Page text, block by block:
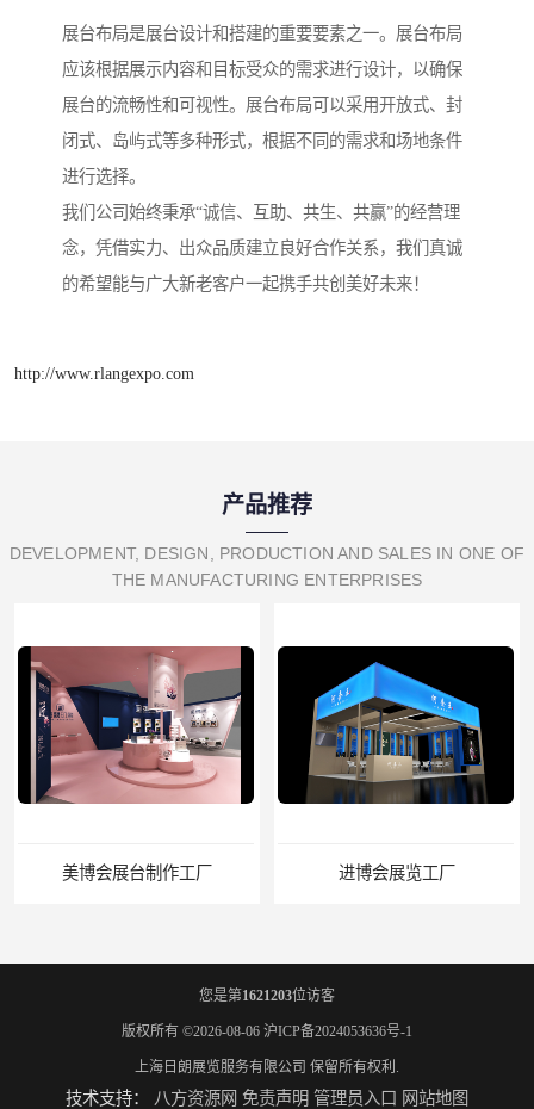
展台布局是展台设计和搭建的重要要素之一。展台布局
应该根据展示内容和目标受众的需求进行设计，以确保
展台的流畅性和可视性。展台布局可以采用开放式、封
闭式、岛屿式等多种形式，根据不同的需求和场地条件
进行选择。
我们公司始终秉承“诚信、互助、共生、共赢”的经营理
念，凭借实力、出众品质建立良好合作关系，我们真诚
的希望能与广大新老客户一起携手共创美好未来！
http://www.rlangexpo.com
产品推荐
DEVELOPMENT, DESIGN, PRODUCTION AND SALES IN ONE OF
THE MANUFACTURING ENTERPRISES
进博会展览工厂
您是第1621203位访客
版权所有 ©2026-08-06 沪ICP备2024053636号-1
上海日朗展览服务有限公司 保留所有权利.
技术支持： 八方资源网 免责声明 管理员入口 网站地图